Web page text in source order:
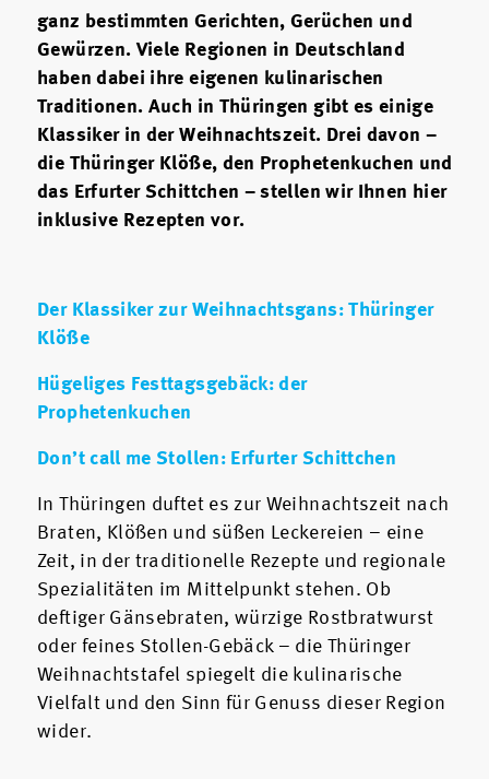
ganz bestimmten Gerichten, Gerüchen und
Gewürzen. Viele Regionen in Deutschland
haben dabei ihre eigenen kulinarischen
Traditionen. Auch in Thüringen gibt es einige
Klassiker in der Weihnachtszeit. Drei davon –
die Thüringer Klöße, den Prophetenkuchen und
das Erfurter Schittchen – stellen wir Ihnen hier
inklusive Rezepten vor.
Der Klassiker zur Weihnachtsgans: Thüringer
Klöße
Hügeliges Festtagsgebäck: der
Prophetenkuchen
Don’t call me Stollen: Erfurter Schittchen
In Thüringen duftet es zur Weihnachtszeit nach
Braten, Klößen und süßen Leckereien – eine
Zeit, in der traditionelle Rezepte und regionale
Spezialitäten im Mittelpunkt stehen. Ob
deftiger Gänsebraten, würzige Rostbratwurst
oder feines Stollen-Gebäck – die Thüringer
Weihnachtstafel spiegelt die kulinarische
Vielfalt und den Sinn für Genuss dieser Region
wider.